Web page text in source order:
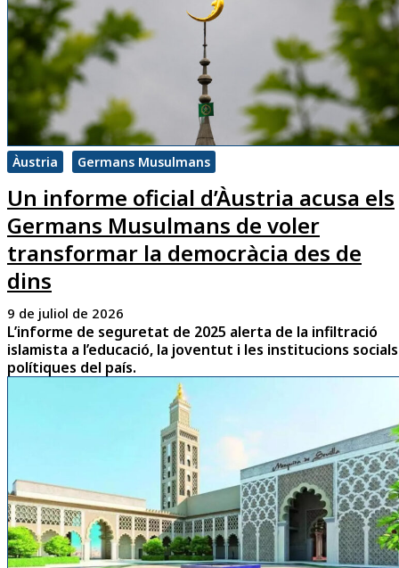
Àustria Germans Musulmans
Un informe oficial d’Àustria acusa els
Germans Musulmans de voler
transformar la democràcia des de
dins
9 de juliol de 2026
L’informe de seguretat de 2025 alerta de la infiltració
islamista a l’educació, la joventut i les institucions
polítiques del país.